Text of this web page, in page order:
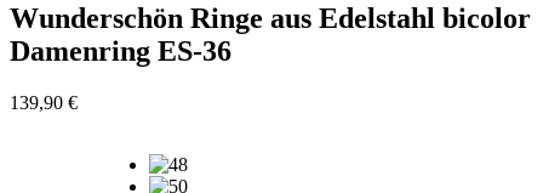
Wunderschön Ringe aus Edelstahl bicolor
Damenring ES-36
139,90 €